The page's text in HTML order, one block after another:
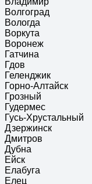
Волгоград
Вологда
Воркута
Воронеж
Гатчина
Гдов
Геленджик
Горно-Алтайск
Грозный
Гудермес
Гусь-Хрустальный
Дзержинск
Дмитров
Дубна
Ейск
Елабуга
Елец